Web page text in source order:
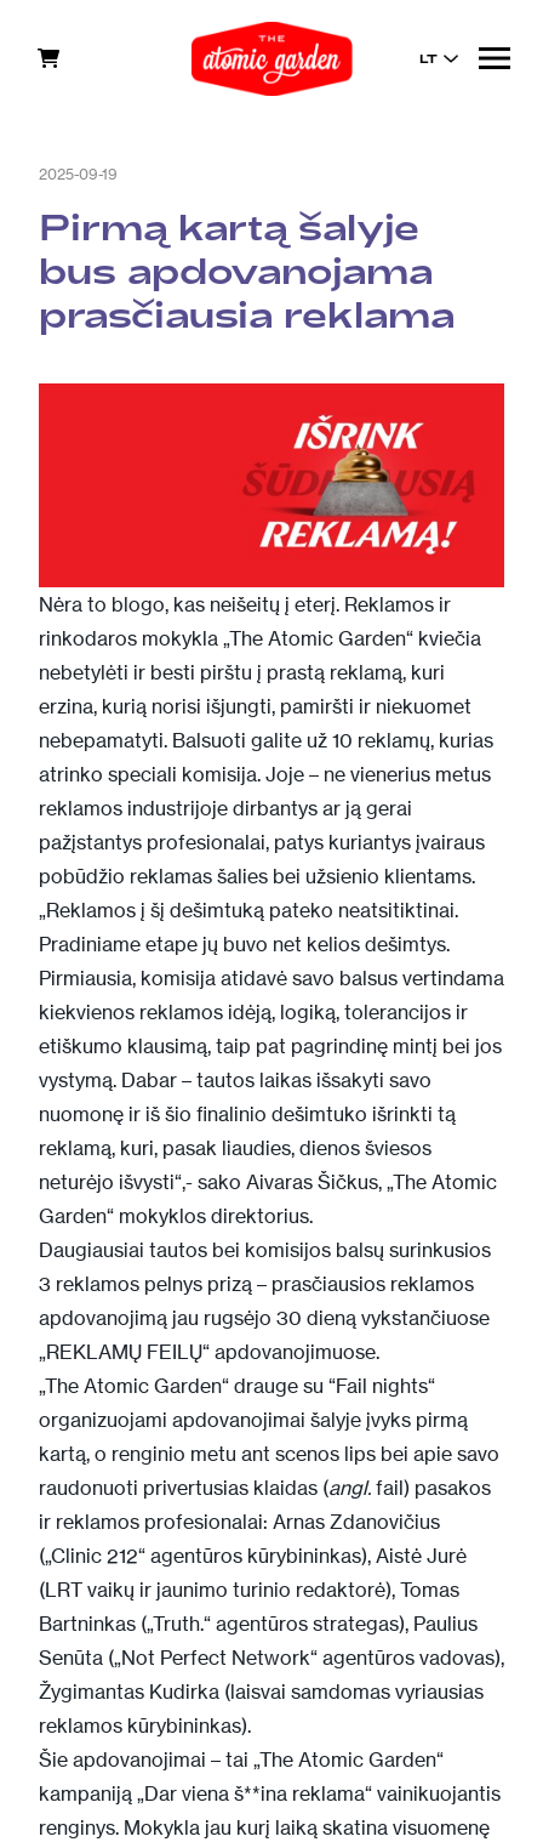
LT
2025-09-19
Pirmą kartą šalyje
bus apdovanojama
prasčiausia reklama
Nėra to blogo, kas neišeitų į eterį. Reklamos ir
rinkodaros mokykla „The Atomic Garden“ kviečia
nebetylėti ir besti pirštu į prastą reklamą, kuri
erzina, kurią norisi išjungti, pamiršti ir niekuomet
nebepamatyti. Balsuoti galite už 10 reklamų, kurias
atrinko speciali komisija. Joje – ne vienerius metus
reklamos industrijoje dirbantys ar ją gerai
pažįstantys profesionalai, patys kuriantys įvairaus
pobūdžio reklamas šalies bei užsienio klientams.
„Reklamos į šį dešimtuką pateko neatsitiktinai.
Pradiniame etape jų buvo net kelios dešimtys.
Pirmiausia, komisija atidavė savo balsus vertindama
kiekvienos reklamos idėją, logiką, tolerancijos ir
etiškumo klausimą, taip pat pagrindinę mintį bei jos
vystymą. Dabar – tautos laikas išsakyti savo
nuomonę ir iš šio finalinio dešimtuko išrinkti tą
reklamą, kuri, pasak liaudies, dienos šviesos
neturėjo išvysti“,- sako Aivaras Šičkus, „The Atomic
Garden“ mokyklos direktorius.
Daugiausiai tautos bei komisijos balsų surinkusios
3 reklamos pelnys prizą – prasčiausios reklamos
apdovanojimą jau rugsėjo 30 dieną vykstančiuose
„REKLAMŲ FEILŲ“ apdovanojimuose.
„The Atomic Garden“ drauge su “Fail nights“
organizuojami apdovanojimai šalyje įvyks pirmą
kartą, o renginio metu ant scenos lips bei apie savo
raudonuoti privertusias klaidas (angl. fail) pasakos
ir reklamos profesionalai: Arnas Zdanovičius
(„Clinic 212“ agentūros kūrybininkas), Aistė Jurė
(LRT vaikų ir jaunimo turinio redaktorė), Tomas
Bartninkas („Truth.“ agentūros strategas), Paulius
Senūta („Not Perfect Network“ agentūros vadovas),
Žygimantas Kudirka (laisvai samdomas vyriausias
reklamos kūrybininkas).
Šie apdovanojimai – tai „The Atomic Garden“
kampaniją „Dar viena š**ina reklama“ vainikuojantis
renginys. Mokykla jau kurį laiką skatina visuomenę